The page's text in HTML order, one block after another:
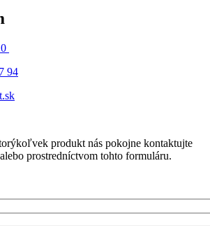
94
produkt nás pokojne kontaktujte
prostredníctvom tohto formuláru.